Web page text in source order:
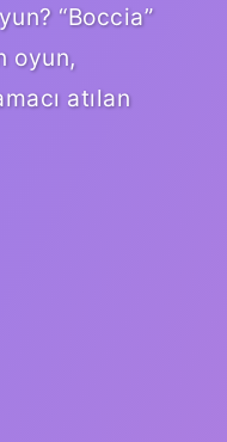
“Boccia”
oyun,
atılan